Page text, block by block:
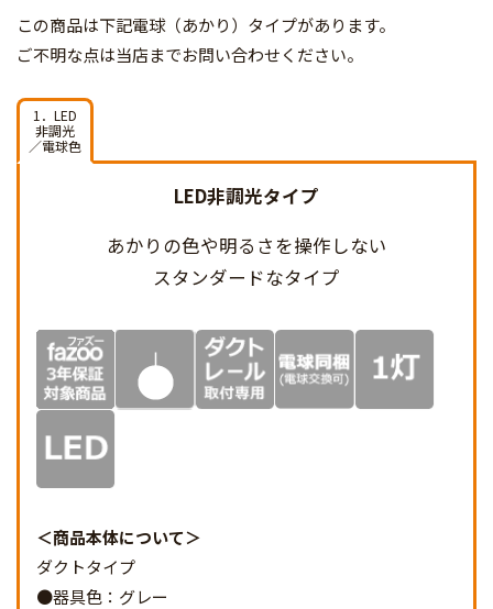
この商品は下記電球（あかり）タイプがあります。
ご不明な点は当店までお問い合わせください。
1．LED
非調光
／電球色
LED非調光タイプ
あかりの色や明るさを操作しない
スタンダードなタイプ
商品本体について
ダクトタイプ
●器具色：グレー